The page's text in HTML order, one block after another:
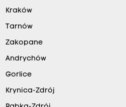
Kraków
Tarnów
Zakopane
Andrychów
Gorlice
Krynica-Zdrój